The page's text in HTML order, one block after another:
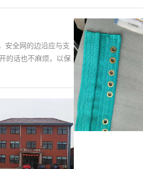
安全网的边沿应与支
的话也不麻烦，以保